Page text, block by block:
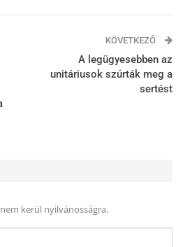
KÖVETKEZŐ
A legügyesebben az
unitáriusok szúrták meg a
sertést
kerül nyilvánosságra.